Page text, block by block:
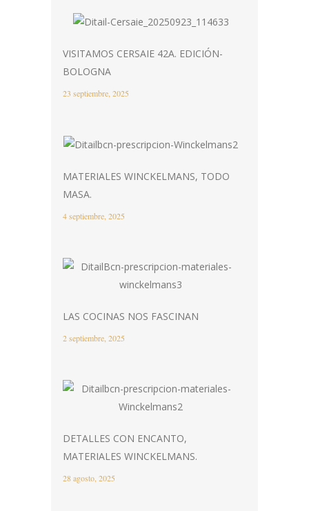
VISITAMOS CERSAIE 42A. EDICIÓN-
BOLOGNA
23 septiembre, 2025
MATERIALES WINCKELMANS, TODO
MASA.
4 septiembre, 2025
LAS COCINAS NOS FASCINAN
2 septiembre, 2025
DETALLES CON ENCANTO,
MATERIALES WINCKELMANS.
28 agosto, 2025